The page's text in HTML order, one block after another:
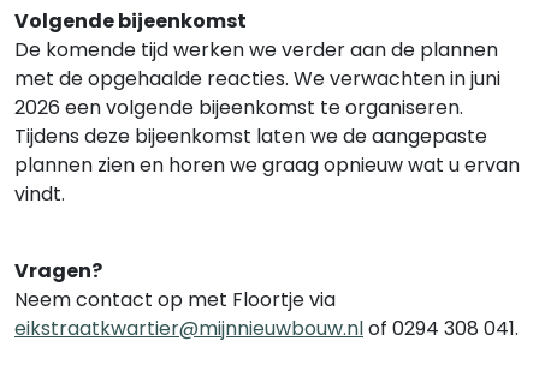
Volgende bijeenkomst
De komende tijd werken we verder aan de plannen
met de opgehaalde reacties. We verwachten in juni
2026 een volgende bijeenkomst te organiseren.
Tijdens deze bijeenkomst laten we de aangepaste
plannen zien en horen we graag opnieuw wat u ervan
vindt.
Vragen?
Neem contact op met Floortje via
eikstraatkwartier@mijnnieuwbouw.nlof 0294 308 041.